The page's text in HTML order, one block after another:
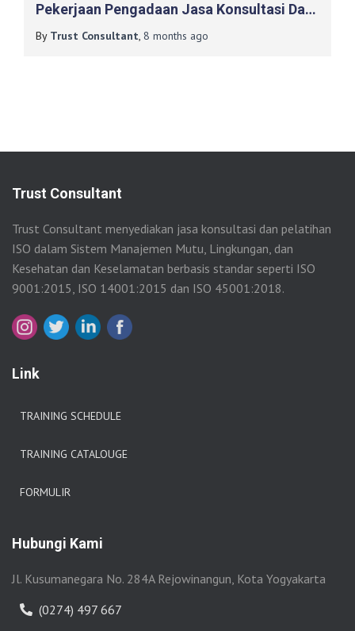
Pekerjaan Pengadaan Jasa Konsultasi Dan
Upgrading Sertifikasi ISO 27001:2022
By Trust Consultant, 8 months ago
Trust Consultant
Trust Consultant menyediakan jasa konsultasi dan pelatihan
ISO dalam Sistem Manajemen Mutu, Lingkungan, dan
Kesehatan dan Keselamatan berbasis standar seperti ISO
9001:2015, ISO 14001:2015 dan ISO 45001:2018.
Link
TRAINING SCHEDULE
TRAINING CATALOUGE
FORMULIR
Hubungi Kami
Jl. Kusumanegara No. 284A Rejowinangun, Kota Yogyakarta
(0274) 497 667